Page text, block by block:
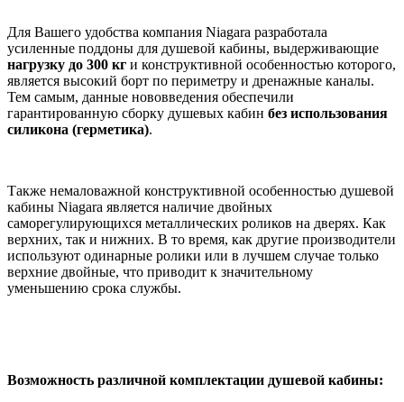
Для Вашего удобства компания Niagara разработала
усиленные поддоны для душевой кабины, выдерживающие
нагрузку до 300 кг и конструктивной особенностью которого,
является высокий борт по периметру и дренажные каналы.
Тем самым, данные нововведения обеспечили
гарантированную сборку душевых кабин без использования
силикона (герметика).
Также немаловажной конструктивной особенностью душевой
кабины Niagara является наличие двойных
саморегулирующихся металлических роликов на дверях. Как
верхних, так и нижних. В то время, как другие производители
используют одинарные ролики или в лучшем случае только
верхние двойные, что приводит к значительному
уменьшению срока службы.
Возможность различной комплектации душевой кабины: